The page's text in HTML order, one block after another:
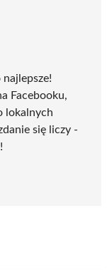
Facebooku,
lokalnych
się liczy -